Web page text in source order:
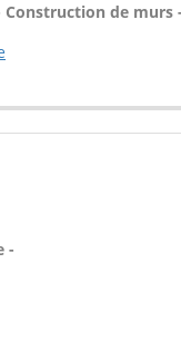
Construction de
-